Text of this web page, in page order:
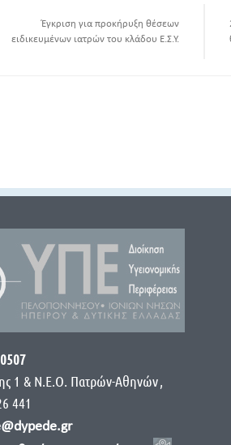
Έγκριση για προκήρυξη θέσεων
ειδικευμένων ιατρών του κλάδου Ε.Σ.Υ.
1 & Ν.Ε.Ο. Πατρών-Αθηνών,
441